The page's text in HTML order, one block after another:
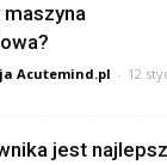
maszyna
Acutemind.pl - 12
jest